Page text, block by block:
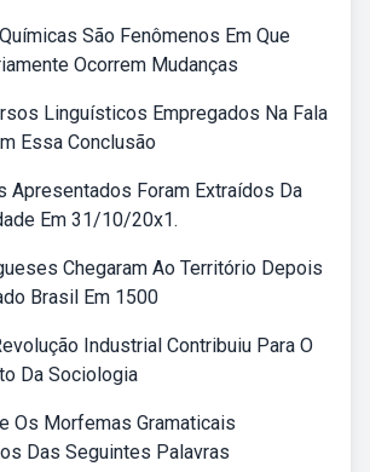
São Fenômenos Em Que
Ocorrem Mudanças
Linguísticos Empregados Na Fala
Essa Conclusão
Apresentados Foram Extraídos Da
Em 31/10/20x1.
Chegaram Ao Território Depois
Brasil Em 1500
Industrial Contribuiu Para O
Da Sociologia
Os Morfemas Gramaticais
Das Seguintes Palavras